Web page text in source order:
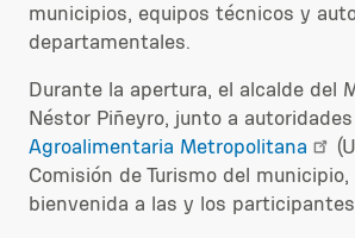
municipios, equipos técnicos y
departamentales.
Durante la apertura, el alcalde del
Néstor Piñeyro, junto a
Agroalimentaria Metropolitana
Comisión de Turismo del
bienvenida a las y los